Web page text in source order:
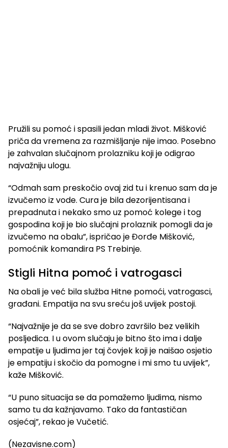
Pružili su pomoć i spasili jedan mladi život. Mišković
priča da vremena za razmišljanje nije imao. Posebno
je zahvalan slučajnom prolazniku koji je odigrao
najvažniju ulogu.
“Odmah sam preskočio ovaj zid tu i krenuo sam da je
izvučemo iz vode. Cura je bila dezorijentisana i
prepadnuta i nekako smo uz pomoć kolege i tog
gospodina koji je bio slučajni prolaznik pomogli da je
izvučemo na obalu”, ispričao je Đorđe Mišković,
pomoćnik komandira PS Trebinje.
Stigli Hitna pomoć i vatrogasci
Na obali je već bila služba Hitne pomoći, vatrogasci,
građani. Empatija na svu sreću još uvijek postoji.
“Najvažnije je da se sve dobro završilo bez velikih
posljedica. I u ovom slučaju je bitno što ima i dalje
empatije u ljudima jer taj čovjek koji je naišao osjetio
je empatiju i skočio da pomogne i mi smo tu uvijek”,
kaže Mišković.
“U puno situacija se da pomažemo ljudima, nismo
samo tu da kažnjavamo. Tako da fantastičan
osjećaj”, rekao je Vučetić.
(Nezavisne.com)